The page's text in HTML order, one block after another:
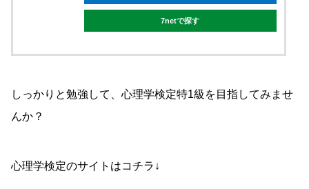
7netで探す
しっかりと勉強して、心理学検定特1級を目指してみませ
んか？
心理学検定のサイトはコチラ↓